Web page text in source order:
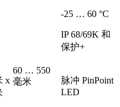
-25 … 60 °C
IP 68/69K 和
保护+
x
60 … 550
毫米
脉冲 PinPoint
LED